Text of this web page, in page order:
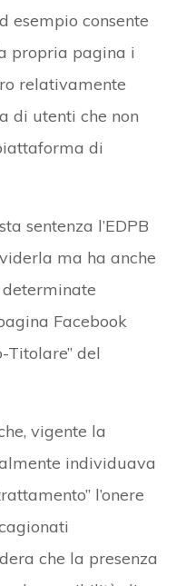
esempio consente
propria pagina i
relativamente
di utenti che non
di
sentenza l’EDPB
ma ha anche
determinate
Facebook
Titolare” del
vigente la
individuava
l’onere
che la presenza